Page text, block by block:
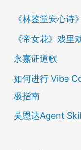
《林鉴堂安心诗
《帝女花》戏里
永嘉证道歌
如何进行 Vibe
极指南
吴恩达Agent